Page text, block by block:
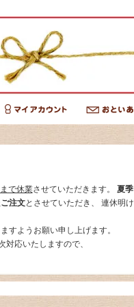
で休業させていただきます。 夏季
注文とさせていただき、 連休明け
すようお願い申し上げます。
応いたしますので、